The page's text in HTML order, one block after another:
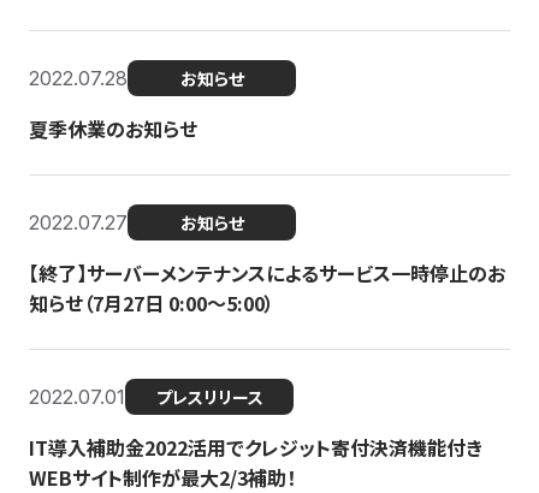
2022.07.28 お知らせ
夏季休業のお知らせ
2022.07.27 お知らせ
【終了】サーバーメンテナンスによるサービス一時停止のお
知らせ（7月27日 0:00〜5:00）
2022.07.01 プレスリリース
IT導入補助金2022活用でクレジット寄付決済機能付き
WEBサイト制作が最大2/3補助！